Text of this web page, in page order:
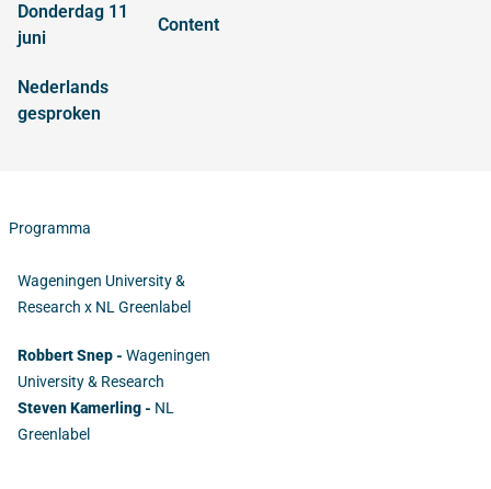
donderdag 11
juni
content
Nederlands
gesproken
Programma
Wageningen University &
Research x NL Greenlabel
Robbert Snep - Wageningen
University & Research
Steven Kamerling - NL
Greenlabel